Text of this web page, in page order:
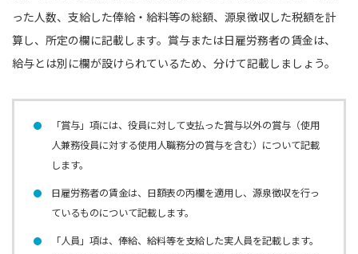
った人数、支給した俸給・給料等の総額、源泉徴収した税額を計
算し、所定の欄に記載します。賞与または日雇労務者の賃金は、
給与とは別に欄が設けられているため、分けて記載しましょう。
「賞与」項には、役員に対して支払った賞与以外の賞与（使用
人兼務役員に対する使用人職務分の賞与を含む）について記載
します。
日雇労務者の賃金は、日額表の丙欄を適用し、源泉徴収を行っ
ているものについて記載します。
「人員」項は、俸給、給料等を支給した実人員を記載します。